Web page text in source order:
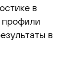
в
профили
в